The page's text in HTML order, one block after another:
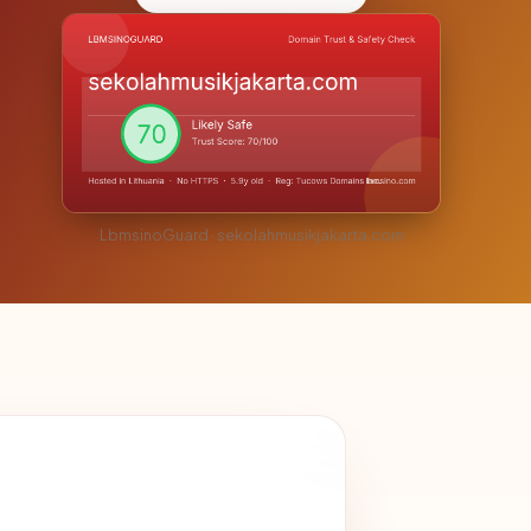
LbmsinoGuard · sekolahmusikjakarta.com